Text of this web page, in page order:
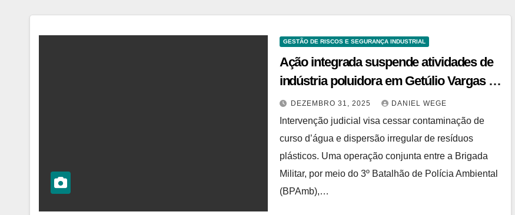
GESTÃO DE RISCOS E SEGURANÇA INDUSTRIAL
Ação integrada suspende atividades de
indústria poluidora em Getúlio Vargas |
Studio Notícias
DEZEMBRO 31, 2025 DANIEL WEGE
Intervenção judicial visa cessar contaminação de
curso d’água e dispersão irregular de resíduos
plásticos. Uma operação conjunta entre a Brigada
Militar, por meio do 3º Batalhão de Polícia Ambiental
(BPAmb),…